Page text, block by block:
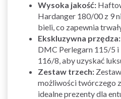
Wysoka jakość:
Hardanger 180/00 z 9
bieli, co zapewnia
Ekskluzywna przędza:
DMC Perlegarn 115/5
116/8, aby uzyskać
Zestaw trzech:
możliwości twórczego
idealne prezenty dla